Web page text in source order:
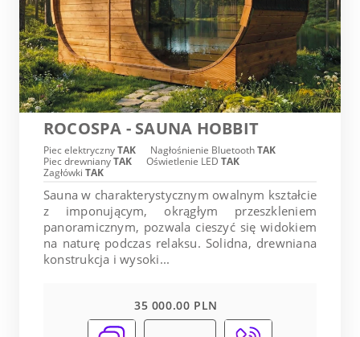
ROCOSPA - SAUNA HOBBIT
Piec elektrycznyTAK Nagłośnienie BluetoothTAK
Piec drewnianyTAK Oświetlenie LED TAK
Zagłówki TAK
Sauna w charakterystycznym owalnym kształcie
z imponującym, okrągłym przeszkleniem
panoramicznym, pozwala cieszyć się widokiem
na naturę podczas relaksu. Solidna, drewniana
konstrukcja i wysoki...
35 000.00 PLN